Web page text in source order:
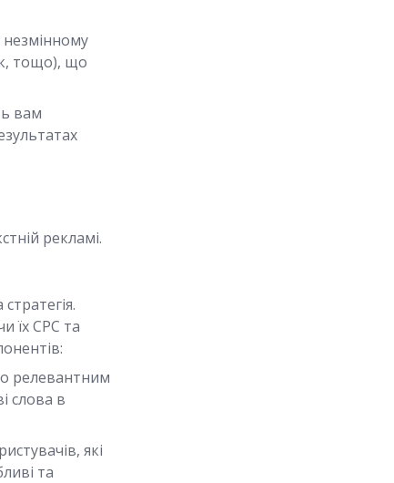
незмінному
тощо), що
вам
рекламі.
їх CPC та
релевантним
слова в
які
та